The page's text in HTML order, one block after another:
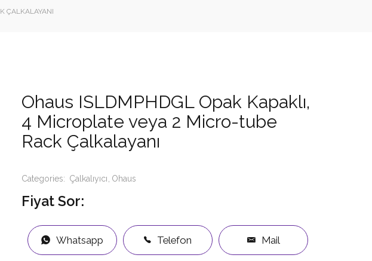
ÇALKALAYANI
Ohaus ISLDMPHDGL Opak Kapaklı,
4 Microplate veya 2 Micro-tube
Rack Çalkalayanı
Categories: Çalkalıyıcı Ohaus
Fiyat Sor:
Whatsapp Telefon Mail